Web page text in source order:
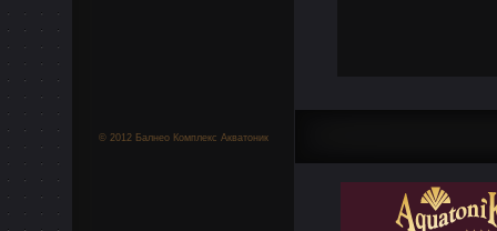
© 2012 Балнео Комплекс Акватоник